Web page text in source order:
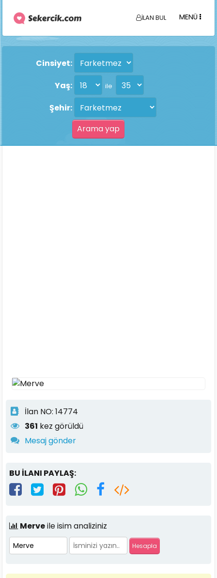
İLAN BUL MENÜ
Cinsiyet:
Yaş:
ile
Şehir:
İlan NO: 14774
361 kez görüldü
Mesaj gönder
BU İLANI PAYLAŞ:
Merveile isim analiziniz